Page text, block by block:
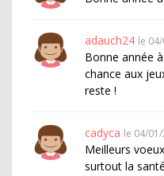
adauch24 le
Bonne année
chance aux
reste !
cadyca le 04/
Meilleurs
surtout la